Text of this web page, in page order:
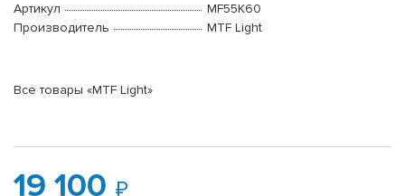
Артикул
MF55K60
Производитель
MTF Light
Все товары «MTF Light»
19 100